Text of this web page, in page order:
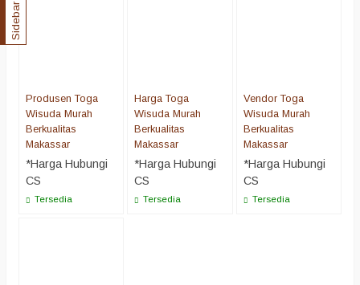
Produsen Toga
Wisuda Murah
Berkualitas
Makassar
*Harga Hubungi
CS
Tersedia
Harga Toga
Wisuda Murah
Berkualitas
Makassar
*Harga Hubungi
CS
Tersedia
Vendor Toga
Wisuda Murah
Berkualitas
Makassar
*Harga Hubungi
CS
Tersedia
Sidebar